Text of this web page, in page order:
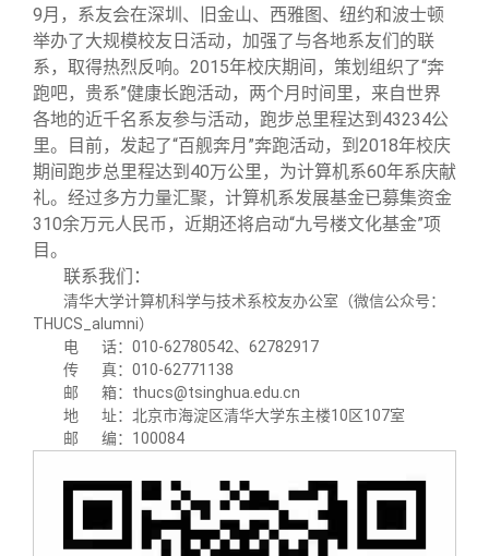
校友讲坛
校友视界
实用信息
总会章程
理事会名单
制度法规
联系我们
9月，系友会在深圳、旧金山、西雅图、纽约和波士顿
举办了大规模校友日活动，加强了与各地系友们的联
系，取得热烈反响。 2015年校庆期间，策划组织了“奔
跑吧，贵系”健康长跑活动，两个月时间里，来自世界
各地的近千名系友参与活动，跑步总里程达到 43234公
里。目前，发起了“百舰奔月”奔跑活动，到 2018年校庆
期间跑步总里程达到 40万公里，为计算机系60年系庆献
礼。经过多方力量汇聚，计算机系发展基金已募集资金
310余万元人民币，近期还将启动“九号楼文化基金”项
目。
联系我们：
清华大学计算机科学与技术系校友办公室（微信公众号：
THUCS_alumni）
电 话：010-62780542、62782917
传 真：010-62771138
邮 箱：thucs@tsinghua.edu.cn
地 址：北京市海淀区清华大学东主楼10区107室
邮 编：100084